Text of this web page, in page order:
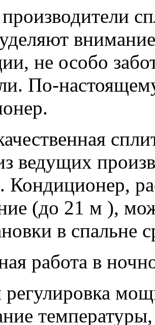
не особо
По-
ведущих
Кондиционер,
(до 21 м ),
в спальне
работа в
регулировка